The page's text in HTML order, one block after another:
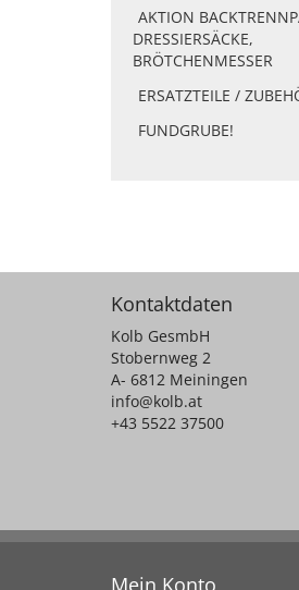
AKTION
DRESSIERSÄCKE,
BRÖTCHENMESSER
ERSATZTEILE /
FUNDGRUBE!
Kontaktdaten
Kolb GesmbH
Stobernweg 2
A- 6812 Meiningen
info@kolb.at
+43 5522 37500
Mein Konto